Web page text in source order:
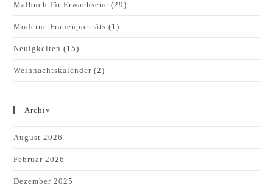
Malbuch für Erwachsene (29)
Moderne Frauenporträts (1)
Neuigkeiten (15)
Weihnachtskalender (2)
Archiv
August 2026
Februar 2026
Dezember 2025